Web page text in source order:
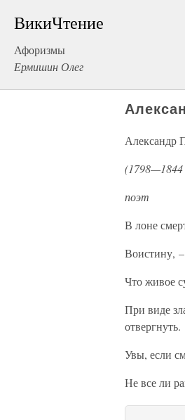
ВикиЧтение
Афоризмы
Ермишин Олег
Александр
(1798—1844
поэт
В лоне
Воистину, –
Что живое
При виде
отвергнуть.
Увы, если
Не все ли